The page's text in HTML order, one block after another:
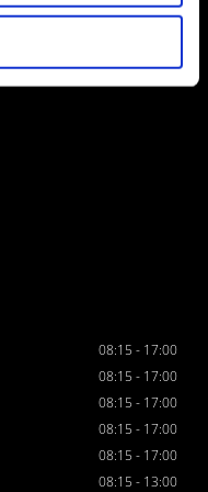
08:15 - 17:00
08:15 - 17:00
08:15 - 17:00
08:15 - 17:00
08:15 - 17:00
08:15 - 13:00